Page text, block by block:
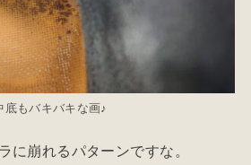
底もバキバキな画♪
に崩れるパターンですな。